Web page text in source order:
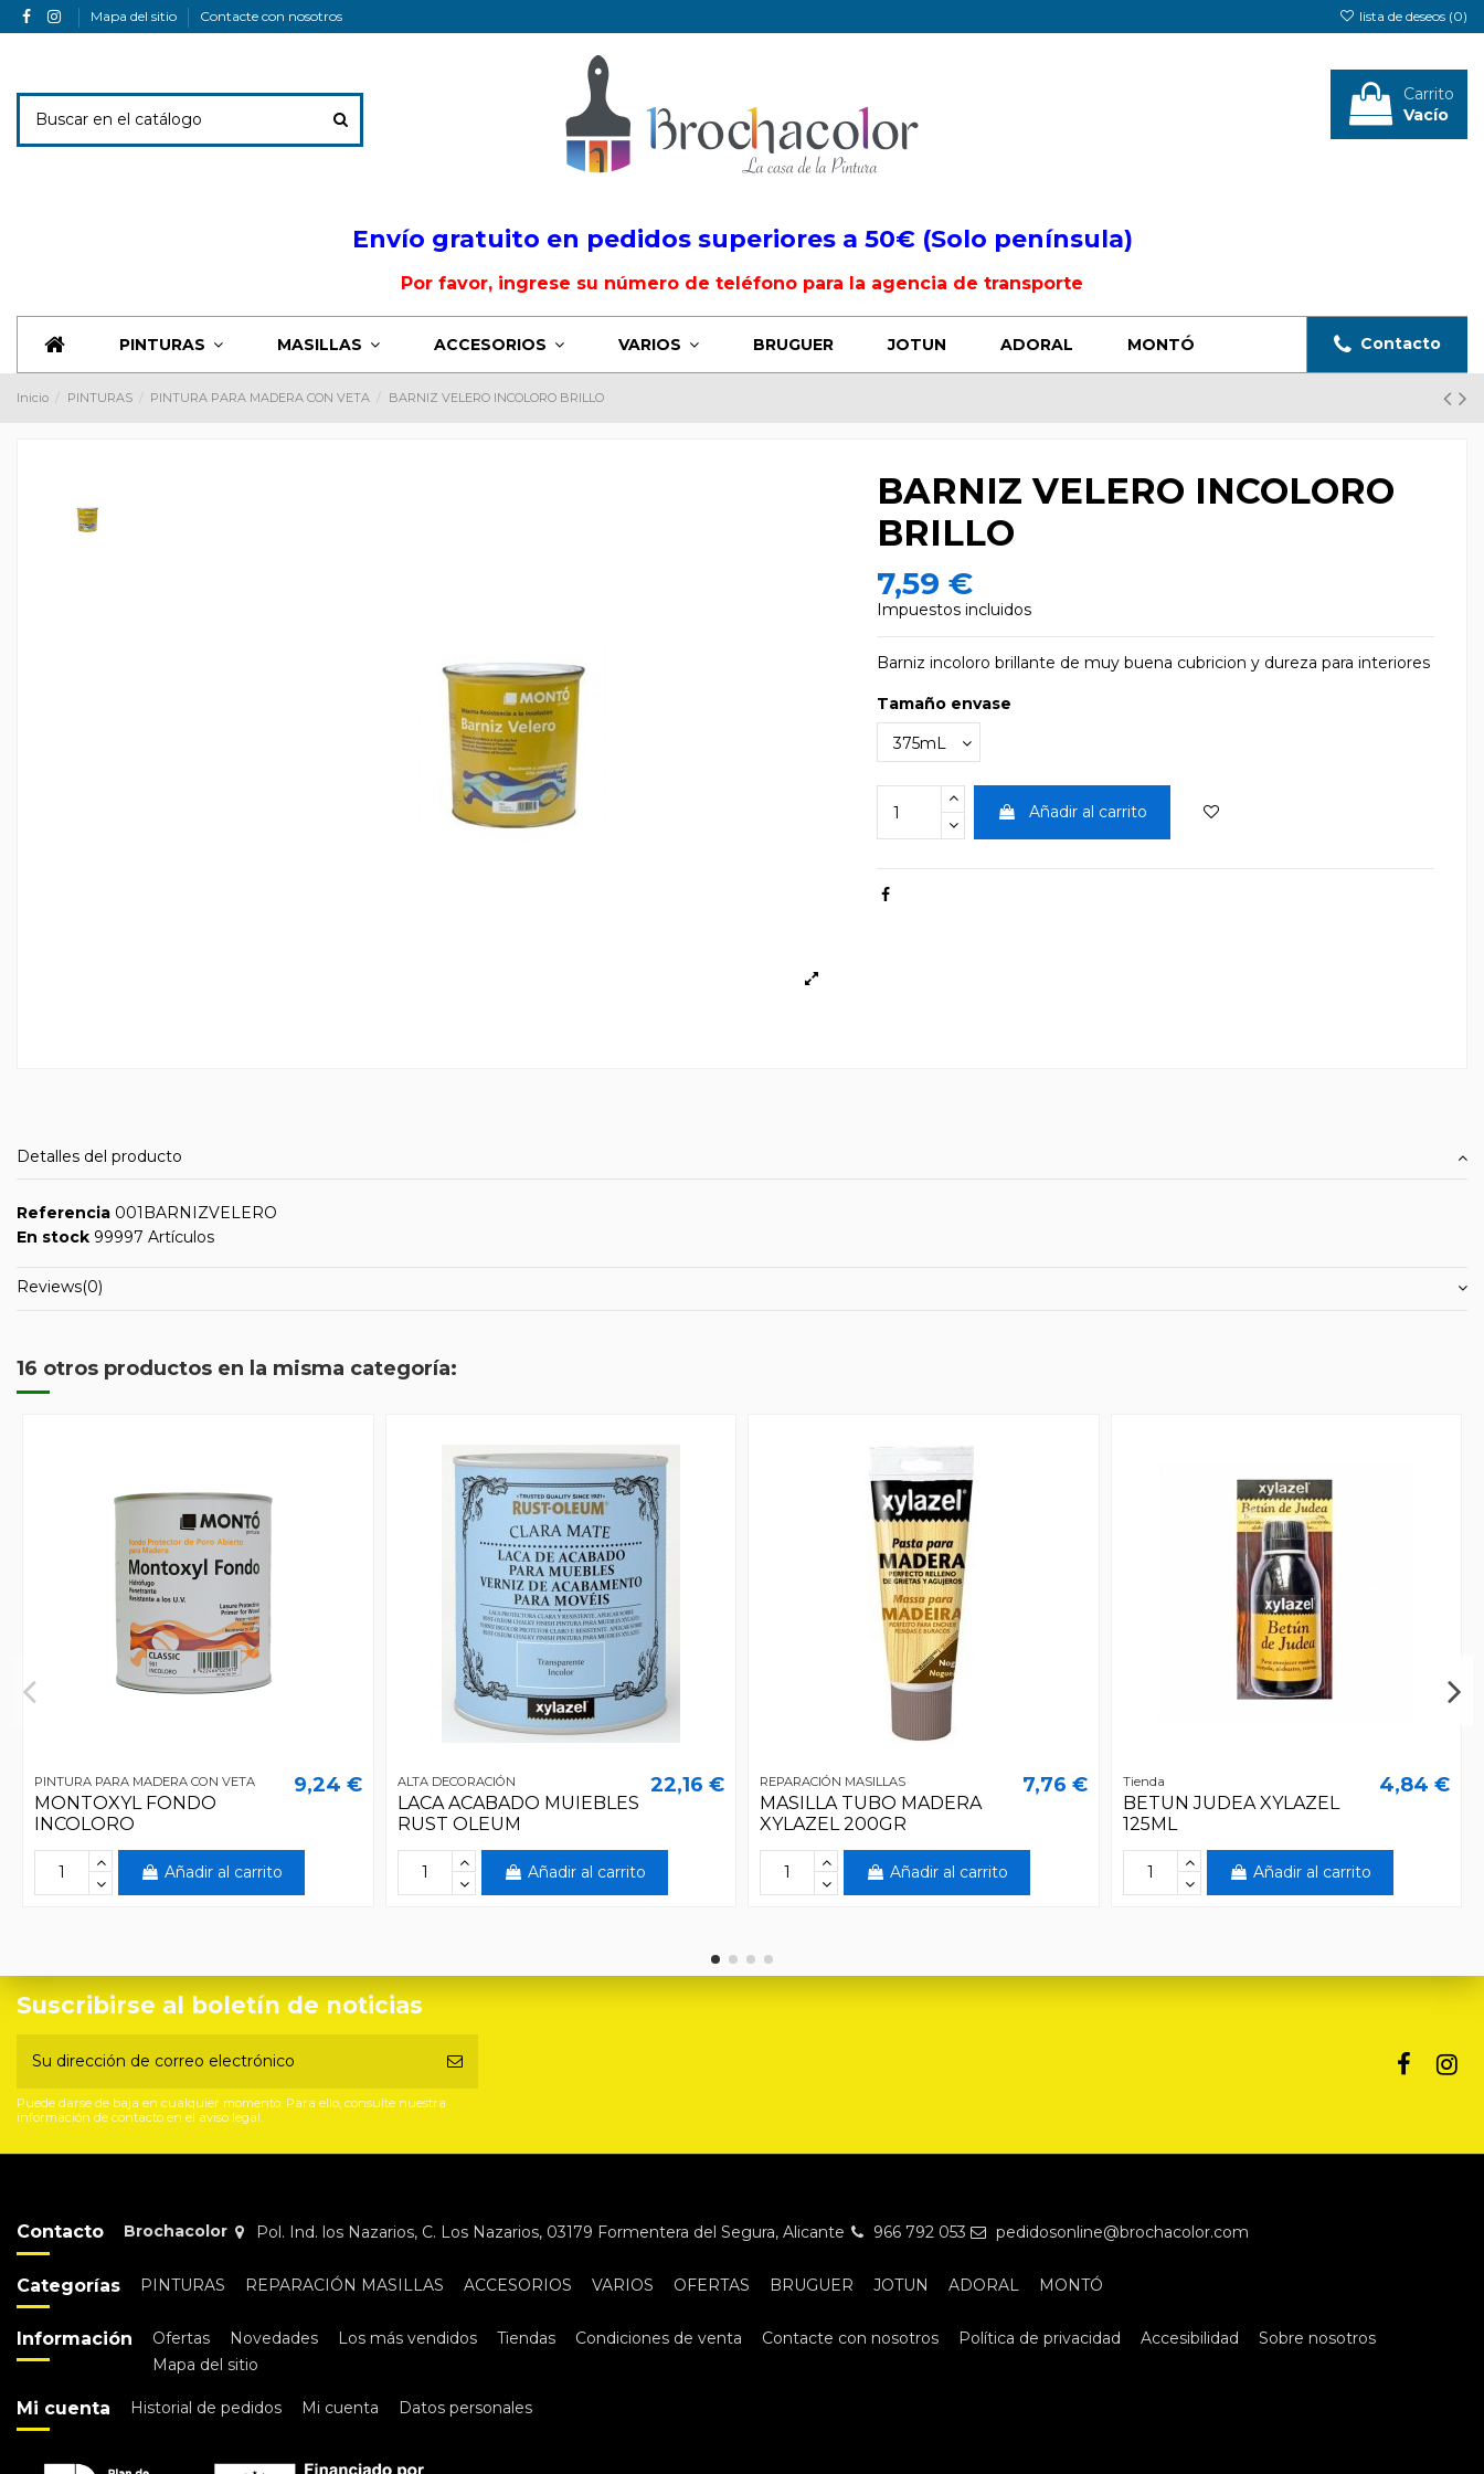
Mapa del sitio Contacte con nosotros lista de deseos (0)
Carrito
Vacío
Envío gratuito en pedidos superiores a 50€ (Solo península)
Por favor, ingrese su número de teléfono para la agencia de transporte
PINTURAS MASILLAS ACCESORIOS VARIOS BRUGUER JOTUN ADORAL MONTÓ Contacto
Inicio PINTURAS PINTURA PARA MADERA CON VETA BARNIZ VELERO INCOLORO BRILLO
BARNIZ VELERO INCOLORO
BRILLO
7,59 €
Impuestos incluidos
Barniz incoloro brillante de muy buena cubricion y dureza para interiores
Tamaño envase
Añadir al carrito
Detalles del producto
Referencia 001BARNIZVELERO
En stock 99997 Artículos
Reviews(0)
16 otros productos en la misma categoría:
PINTURA PARA MADERA CON VETA
MONTOXYL FONDO
INCOLORO
9,24 €
Añadir al carrito
ALTA DECORACIÓN
LACA ACABADO MUIEBLES
RUST OLEUM
22,16 €
Añadir al carrito
REPARACIÓN MASILLAS
MASILLA TUBO MADERA
XYLAZEL 200GR
7,76 €
Añadir al carrito
Tienda
BETUN JUDEA XYLAZEL
125ML
4,84 €
Añadir al carrito
Suscribirse al boletín de noticias
Puede darse de baja en cualquier momento. Para ello, consulte nuestra
información de contacto en el aviso legal.
Contacto Brochacolor Pol. Ind. los Nazarios, C. Los Nazarios, 03179 Formentera del Segura, Alicante 966 792 053 pedidosonline@brochacolor.com
Categorías PINTURAS REPARACIÓN MASILLAS ACCESORIOS VARIOS OFERTAS BRUGUER JOTUN ADORAL MONTÓ
Información Ofertas Novedades Los más vendidos Tiendas Condiciones de venta Contacte con nosotros Política de privacidad Accesibilidad
Sobre nosotros
Mapa del sitio
Mi cuenta Historial de pedidos Mi cuenta Datos personales